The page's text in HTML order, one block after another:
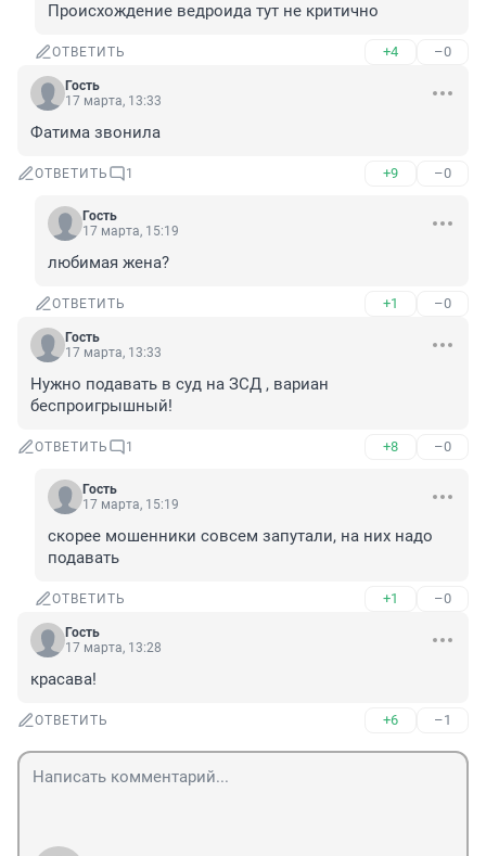
Происхождение ведроида тут не критично
ОТВЕТИТЬ +4 –0
Гость
17 марта, 13:33
Фатима звонила
ОТВЕТИТЬ 1 +9 –0
Гость
17 марта, 15:19
любимая жена?
ОТВЕТИТЬ +1 –0
Гость
17 марта, 13:33
Нужно подавать в суд на ЗСД , вариан
беспроигрышный!
ОТВЕТИТЬ 1 +8 –0
Гость
17 марта, 15:19
скорее мошенники совсем запутали, на них надо
подавать
ОТВЕТИТЬ +1 –0
Гость
17 марта, 13:28
красава!
ОТВЕТИТЬ +6 –1